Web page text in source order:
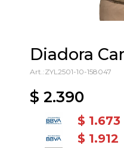
Diadora
ZYL2501-10-158047
$ 2.390
$ 1.673
$ 1.912